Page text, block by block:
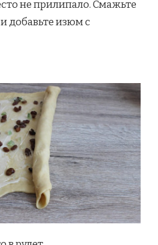
не прилипало. Смажьте
добавьте изюм с